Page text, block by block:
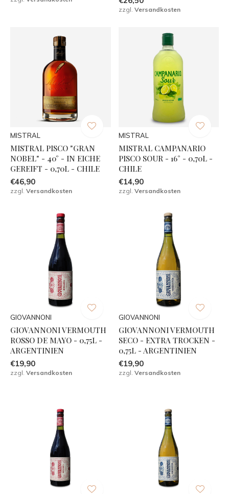
zzgl. Versandkosten
MISTRAL
MISTRAL PISCO "GRAN
NOBEL" - 40° - IN EICHE
GEREIFT - 0,70L - CHILE
€46,90
zzgl. Versandkosten
MISTRAL
MISTRAL CAMPANARIO
PISCO SOUR - 16° - 0,70L -
CHILE
€14,90
zzgl. Versandkosten
GIOVANNONI
GIOVANNONI VERMOUTH
ROSSO DE MAYO - 0,75L -
ARGENTINIEN
€19,90
zzgl. Versandkosten
GIOVANNONI
GIOVANNONI VERMOUTH
SECO - EXTRA TROCKEN -
0,75L - ARGENTINIEN
€19,90
zzgl. Versandkosten